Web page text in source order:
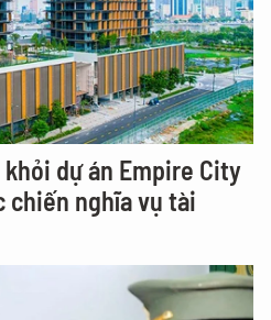
dự án Empire City
chiến nghĩa vụ tài